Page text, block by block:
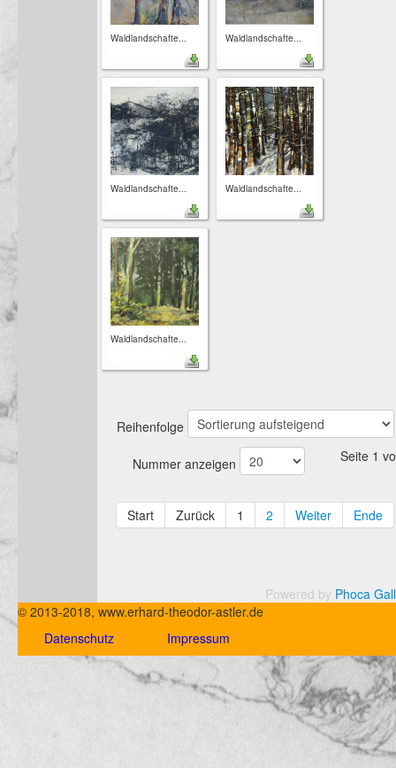
Waldlandschafte... Waldlandschafte...
Waldlandschafte... Waldlandschafte...
Waldlandschafte...
Reihenfolge
Nummer anzeigen Seite 1
Start Zurück 1 2 Weiter Ende
Powered by Phoca
© 2013-2018, www.erhard-theodor-astler.de
Datenschutz
Impressum